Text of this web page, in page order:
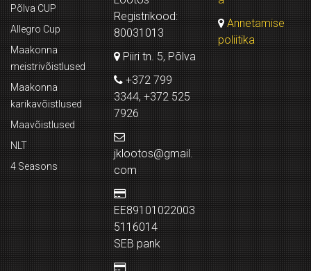
Põlva CUP
Allegro Cup
Maakonna
meistrivõistlused
Maakonna
karikavõistlused
Maavõistlused
NLT
4 Seasons
Registrikood:
80031013
Piiri tn. 5, Põlva
+372 799
3344, +372 525
7926
jklootos@gmail.
com
EE89101022003
5116014
SEB pank
Annetamise
poliitika